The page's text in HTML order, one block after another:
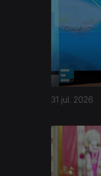
31 jul. 2026